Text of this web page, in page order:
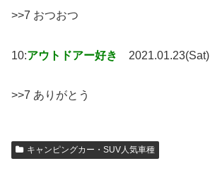
>>7 おつおつ
10:アウトドアー好き 2021.01.23(Sat)
>>7 ありがとう
キャンピングカー・SUV人気車種